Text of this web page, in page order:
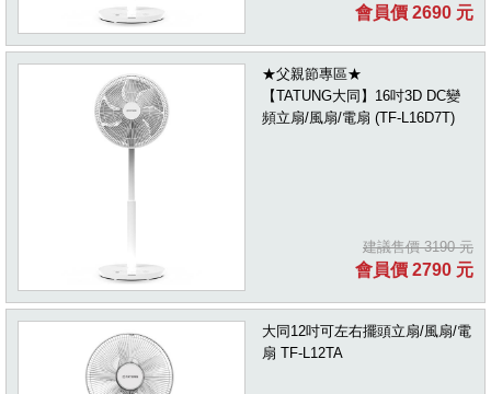
會員價 2690 元
★父親節專區★
【TATUNG大同】16吋3D DC變
頻立扇/風扇/電扇 (TF-L16D7T)
建議售價 3190 元
會員價 2790 元
大同12吋可左右擺頭立扇/風扇/電
扇 TF-L12TA